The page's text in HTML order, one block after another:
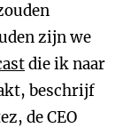
zijn we
die ik naar
beschrijf
de CEO